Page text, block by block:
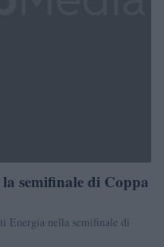
semifinale di Coppa
Energia nella semifinale di